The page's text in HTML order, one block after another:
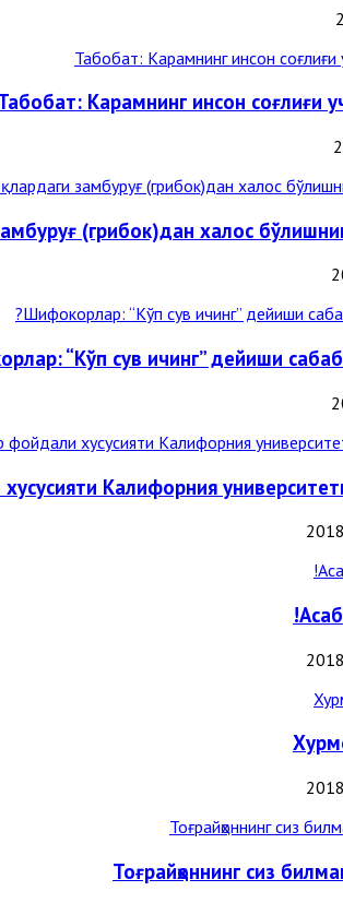
Карамнинг инсон соғлиғи
(грибок)дан халос
“Кўп сув ичинг” дейиши
Калифорния
Тоғрайҳоннинг сиз